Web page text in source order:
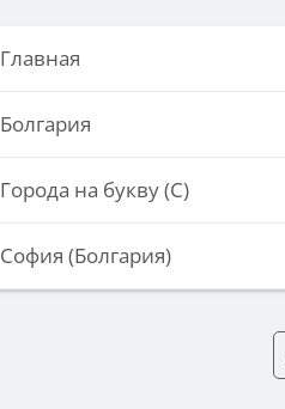
Главная
Болгария
Города на букву (С)
София (Болгария)